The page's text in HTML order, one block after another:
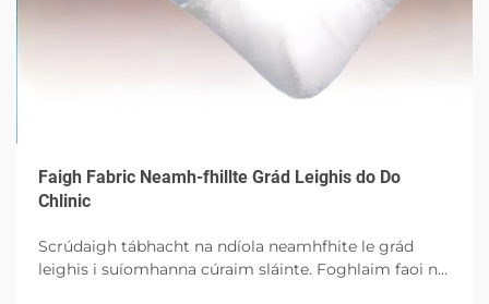
Faigh Fabric Neamh-fhillte Grád Leighis do Do
Chlinic
Scrúdaigh tábhacht na ndíola neamhfhite le grád
leighis i suíomhanna cúraim sláinte. Foghlaim faoi na